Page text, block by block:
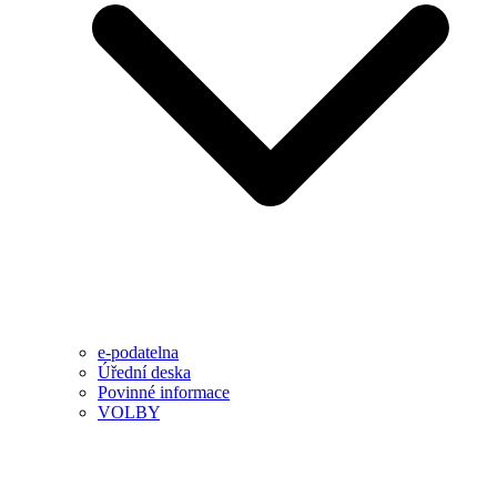
e-podatelna
Úřední deska
Povinné informace
VOLBY